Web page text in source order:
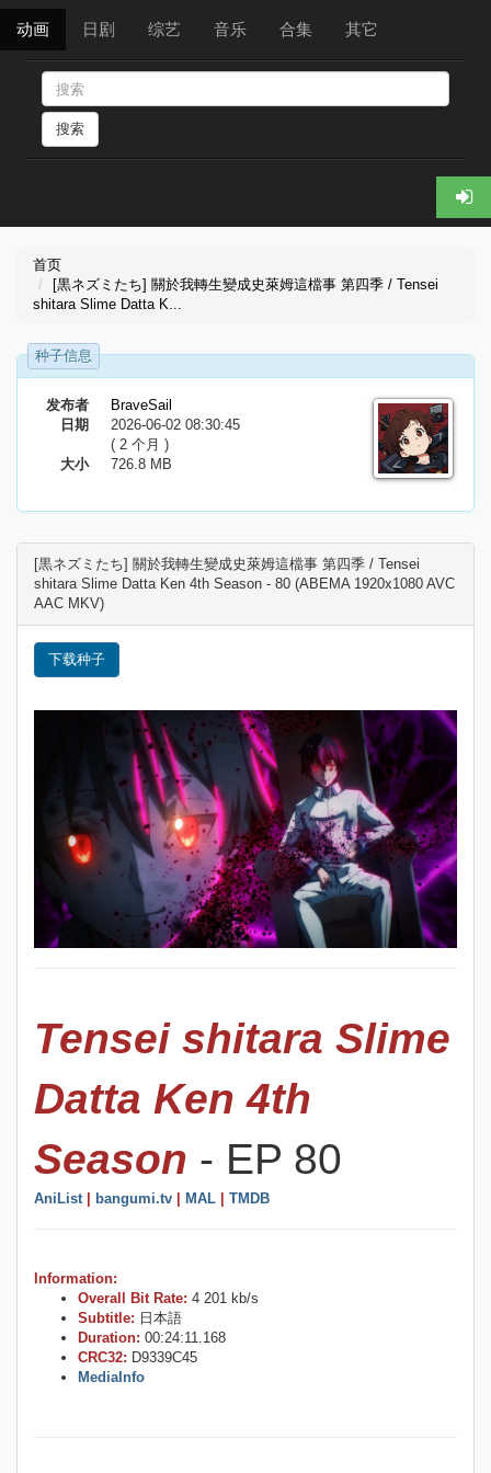
动画 日剧 综艺 音乐 合集 其它
搜索
首页
[黒ネズミたち] 關於我轉生變成史萊姆這檔事 第四季 / Tensei
shitara Slime Datta K...
种子信息
发布者
BraveSail
日期
2026-06-02 08:30:45
( 2 个月 )
大小
726.8 MB
[黒ネズミたち] 關於我轉生變成史萊姆這檔事 第四季 / Tensei
shitara Slime Datta Ken 4th Season - 80 (ABEMA 1920x1080 AVC
AAC MKV)
下载种子
Tensei shitara Slime
Datta Ken 4th
Season - EP 80
AniList| bangumi.tv MAL TMDB
Information:
Overall Bit Rate: 4 201 kb/s
Subtitle: 日本語
Duration: 00:24:11.168
CRC32: D9339C45
MediaInfo